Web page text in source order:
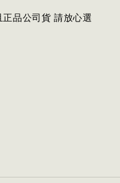
品公司貨 請放心選